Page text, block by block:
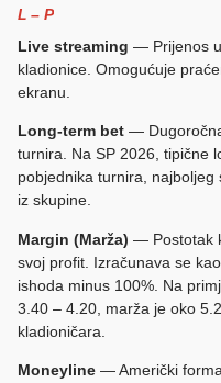
L – P
Live streaming — Prijenos
kladionice. Omogućuje
ekranu.
Long-term bet —
turnira. Na SP 2026, tipične
pobjednika turnira,
iz skupine.
Margin (Marža) — Postotak
svoj profit. Izračunava se
ishoda minus 100%. Na
3.40 – 4.20, marža je oko
kladioničara.
Moneyline — Američki